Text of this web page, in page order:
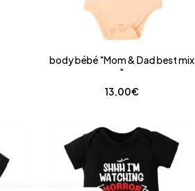
body bébé "Mom & Dad best mix
"
13,00€